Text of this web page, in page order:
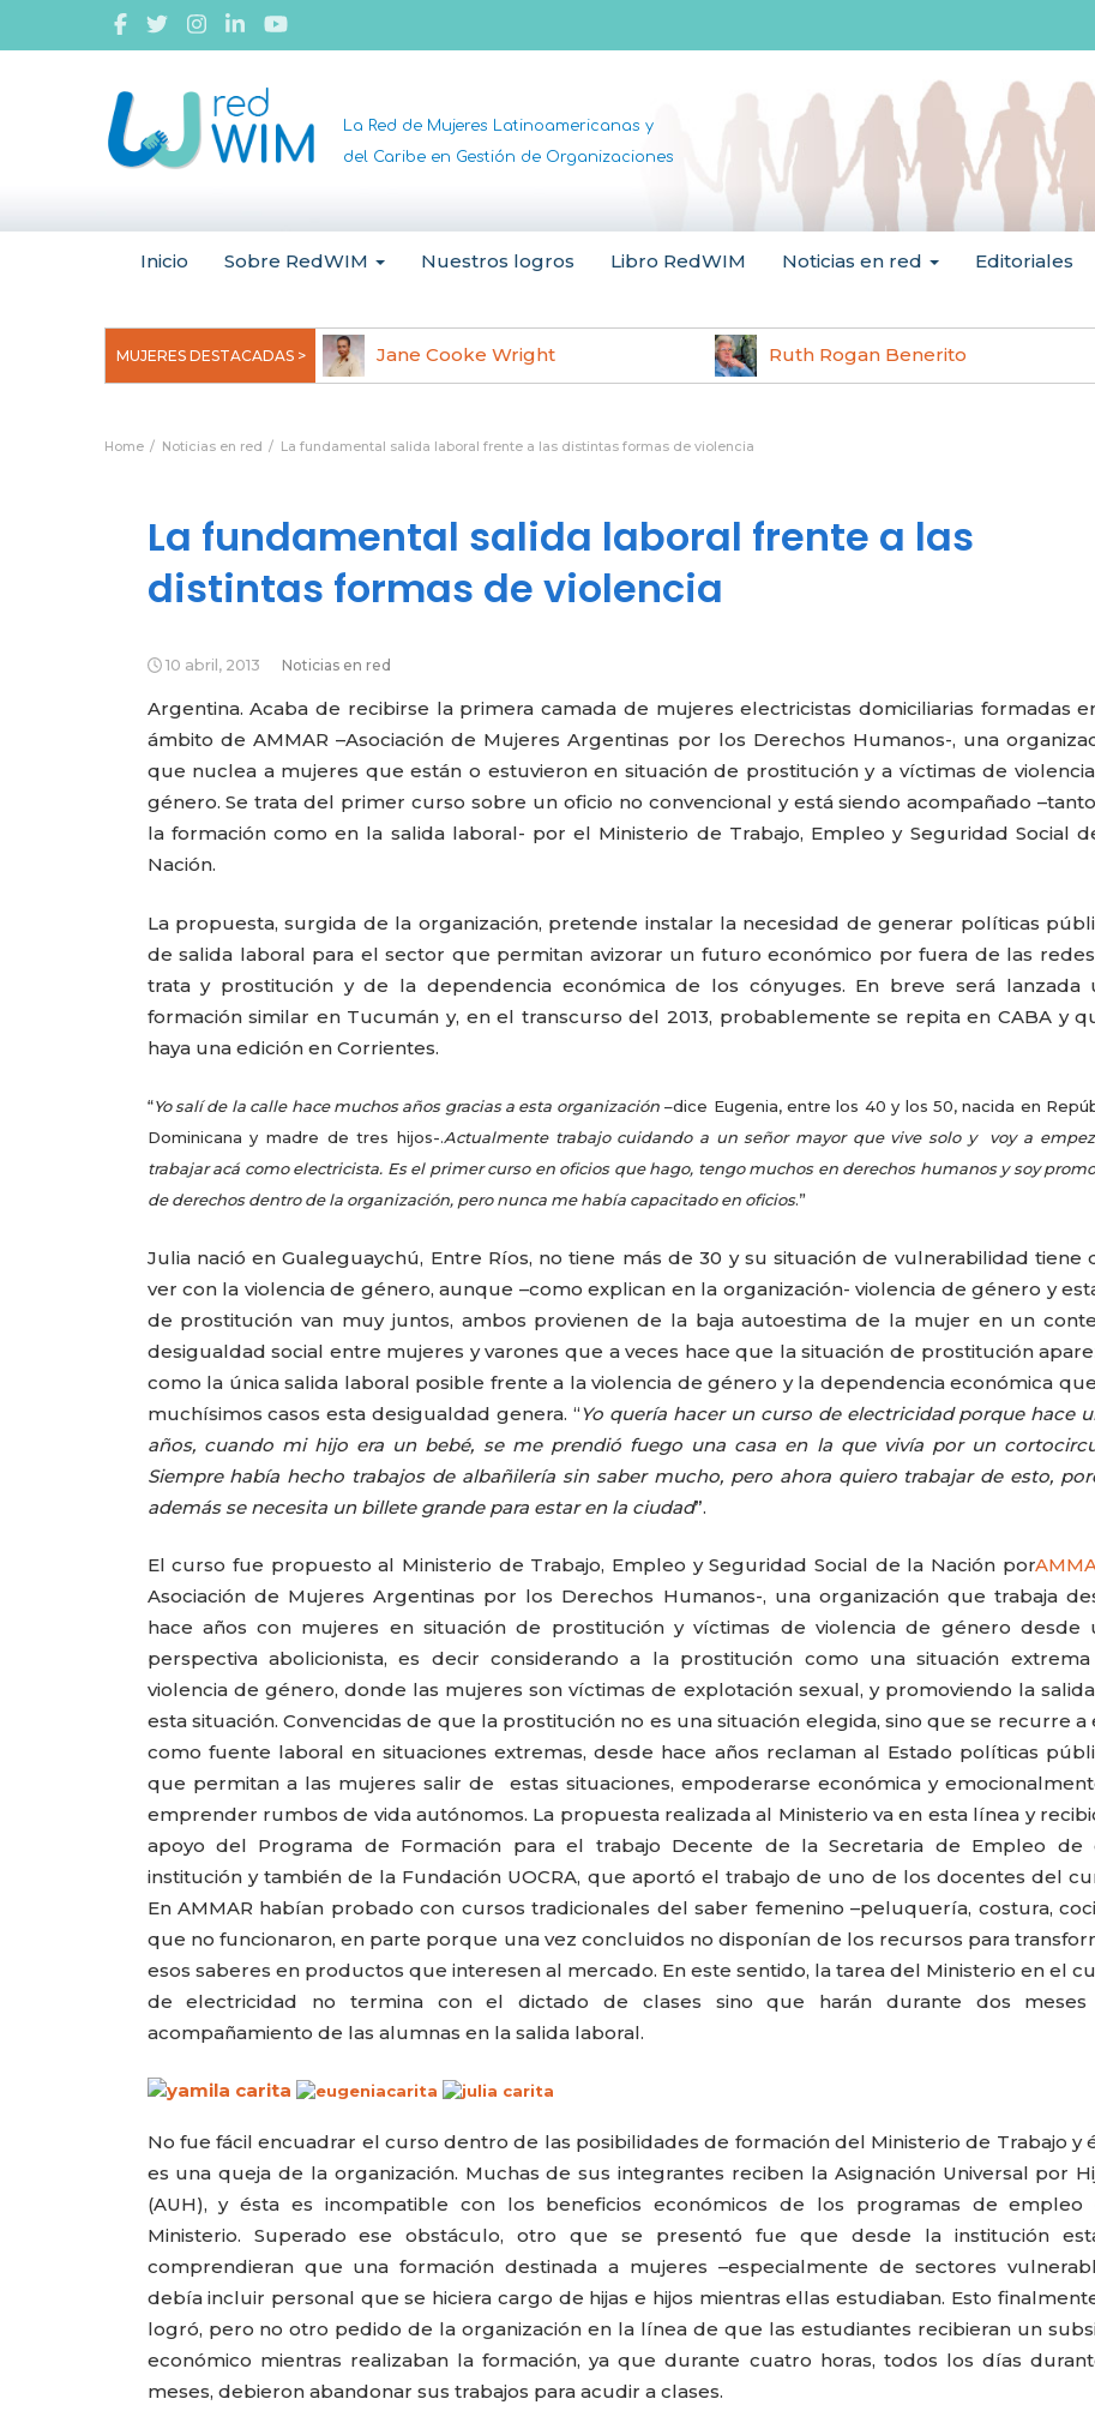
La Red de Mujeres Latinoamericanas y
del Caribe en Gestión de Organizaciones
Inicio Sobre RedWIM Nuestros logros Libro RedWIM Noticias en red Editoriales
MUJERES DESTACADAS >
Cooke Wright Ruth Rogan Benerito Hilma af Klint
Home Noticias en red La fundamental salida laboral frente a las distintas formas de violencia
La fundamental salida laboral frente a las
distintas formas de violencia
10 abril, 2013 Noticias en red
Argentina. Acaba de recibirse la primera camada de mujeres electricistas domiciliarias formadas
ámbito de AMMAR –Asociación de Mujeres Argentinas por los Derechos Humanos-, una
que nuclea a mujeres que están o estuvieron en situación de prostitución y a víctimas de
género. Se trata del primer curso sobre un oficio no convencional y está siendo acompañado
la formación como en la salida laboral- por el Ministerio de Trabajo, Empleo y Seguridad Social
Nación.
La propuesta, surgida de la organización, pretende instalar la necesidad de generar políticas
de salida laboral para el sector que permitan avizorar un futuro económico por fuera de las
trata y prostitución y de la dependencia económica de los cónyuges. En breve será lanzada
formación similar en Tucumán y, en el transcurso del 2013, probablemente se repita en CABA y
haya una edición en Corrientes.
“Yo salí de la calle hace muchos años gracias a esta organización–dice Eugenia, entre los 40 y los 50, nacida en
Dominicana y madre de tres hijos-.Actualmente trabajo cuidando a un señor mayor que vive solo y voy a
trabajar acá como electricista. Es el primer curso en oficios que hago, tengo muchos en derechos humanos y soy
de derechos dentro de la organización, pero nunca me había capacitado en oficios.”
Julia nació en Gualeguaychú, Entre Ríos, no tiene más de 30 y su situación de vulnerabilidad tiene
ver con la violencia de género, aunque –como explican en la organización- violencia de género y
de prostitución van muy juntos, ambos provienen de la baja autoestima de la mujer en un
desigualdad social entre mujeres y varones que a veces hace que la situación de prostitución
como la única salida laboral posible frente a la violencia de género y la dependencia económica
muchísimos casos esta desigualdad genera. “Yo quería hacer un curso de electricidad porque hace
años, cuando mi hijo era un bebé, se me prendió fuego una casa en la que vivía por un
Siempre había hecho trabajos de albañilería sin saber mucho, pero ahora quiero trabajar de esto,
además se necesita un billete grande para estar en la ciudad”.
El curso fue propuesto al Ministerio de Trabajo, Empleo y Seguridad Social de la Nación por
Asociación de Mujeres Argentinas por los Derechos Humanos-, una organización que trabaja
hace años con mujeres en situación de prostitución y víctimas de violencia de género desde
perspectiva abolicionista, es decir considerando a la prostitución como una situación
violencia de género, donde las mujeres son víctimas de explotación sexual, y promoviendo la
esta situación. Convencidas de que la prostitución no es una situación elegida, sino que se recurre a
como fuente laboral en situaciones extremas, desde hace años reclaman al Estado políticas
que permitan a las mujeres salir de estas situaciones, empoderarse económica y
emprender rumbos de vida autónomos. La propuesta realizada al Ministerio va en esta línea y
apoyo del Programa de Formación para el trabajo Decente de la Secretaria de Empleo de
institución y también de la Fundación UOCRA, que aportó el trabajo de uno de los docentes del
En AMMAR habían probado con cursos tradicionales del saber femenino –peluquería, costura,
que no funcionaron, en parte porque una vez concluidos no disponían de los recursos para
esos saberes en productos que interesen al mercado. En este sentido, la tarea del Ministerio en el
de electricidad no termina con el dictado de clases sino que harán durante dos
acompañamiento de las alumnas en la salida laboral.
No fue fácil encuadrar el curso dentro de las posibilidades de formación del Ministerio de Trabajo y
es una queja de la organización. Muchas de sus integrantes reciben la Asignación Universal por
(AUH), y ésta es incompatible con los beneficios económicos de los programas de empleo
Ministerio. Superado ese obstáculo, otro que se presentó fue que desde la institución
comprendieran que una formación destinada a mujeres –especialmente de sectores
debía incluir personal que se hiciera cargo de hijas e hijos mientras ellas estudiaban. Esto
logró, pero no otro pedido de la organización en la línea de que las estudiantes recibieran un
económico mientras realizaban la formación, ya que durante cuatro horas, todos los días
meses, debieron abandonar sus trabajos para acudir a clases.
JACQUES LUCRECIA ARAOZ LUCIA PICERNO ELIANA IÑIGUEZ